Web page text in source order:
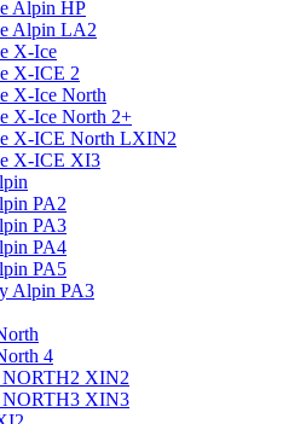
Alpin HP
Alpin LA2
X-Ice
X-ICE 2
X-Ice North
X-Ice North 2+
X-ICE North LXIN2
X-ICE XI3
PA2
PA3
PA4
PA5
Alpin PA3
4
XIN2
XIN3